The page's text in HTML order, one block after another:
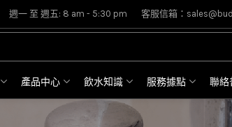
週一 至 週五: 8 am - 5:30 pm 客服信箱：
產品中心 飲水知識 服務據點 聯絡